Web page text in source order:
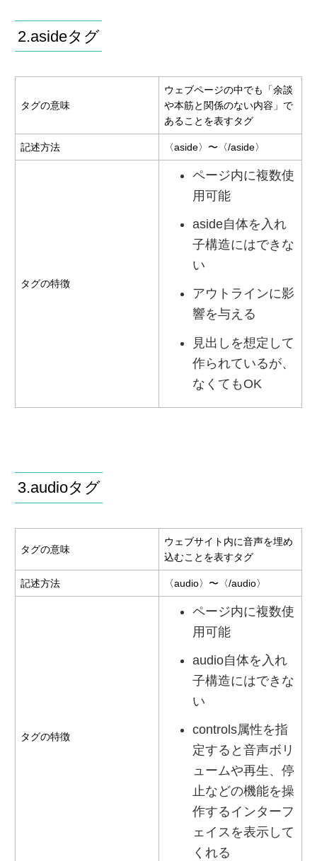
2.asideタグ
タグの意味
ウェブページの中でも「余談
や本筋と関係のない内容」で
あることを表すタグ
記述方法 〈aside〉〜〈/aside〉
タグの特徴
ページ内に複数使
用可能
aside自体を入れ
子構造にはできな
い
アウトラインに影
響を与える
見出しを想定して
作られているが、
なくてもOK
3.audioタグ
タグの意味
ウェブサイト内に音声を埋め
込むことを表すタグ
記述方法 〈audio〉〜〈/audio〉
タグの特徴
ページ内に複数使
用可能
audio自体を入れ
子構造にはできな
い
controls属性を指
定すると音声ボリ
ュームや再生、停
止などの機能を操
作するインターフ
ェイスを表示して
くれる